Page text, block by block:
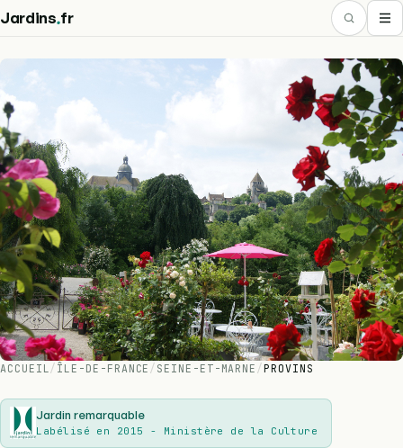
Jardins.fr
ACCUEIL / ÎLE-DE-FRANCE / SEINE-ET-MARNE /PROVINS
Jardin remarquable
Labélisé en 2015 - Ministère de la Culture